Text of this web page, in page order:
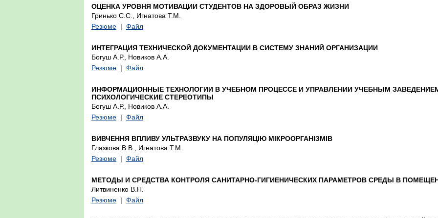
ОЦЕНКА УРОВНЯ МОТИВАЦИИ СТУДЕНТОВ НА ЗДОРОВЫЙ ОБРАЗ ЖИЗНИ
Гринько С.С., Игнатова Т.М.
Резюме | Файл
ИНТЕГРАЦИЯ ТЕХНИЧЕСКОЙ ДОКУМЕНТАЦИИ В СИСТЕМУ ЗНАНИЙ ОРГАНИЗАЦИИ
Богуш А.Р., Новиков А.А.
Резюме | Файл
ИНФОРМАЦИОННЫЕ ТЕХНОЛОГИИ В УЧЕБНОМ ПРОЦЕССЕ И УПРАВЛЕНИИ УЧЕБНЫМ
ПСИХОЛОГИЧЕСКИЕ СТЕРЕОТИПЫ
Богуш А.Р., Новиков А.А.
Резюме | Файл
ВИВЧЕННЯ ВПЛИВУ УЛЬТРАЗВУКУ НА ПОПУЛЯЦІЮ МІКРООРГАНІЗМІВ
Глазкова В.В., Игнатова Т.М.
Резюме | Файл
МЕТОДЫ И СРЕДСТВА КОНТРОЛЯ САНИТАРНО-ГИГИЕНИЧЕСКИХ ПАРАМЕТРОВ СРЕДЫ В
Литвиненко В.Н.
Резюме | Файл